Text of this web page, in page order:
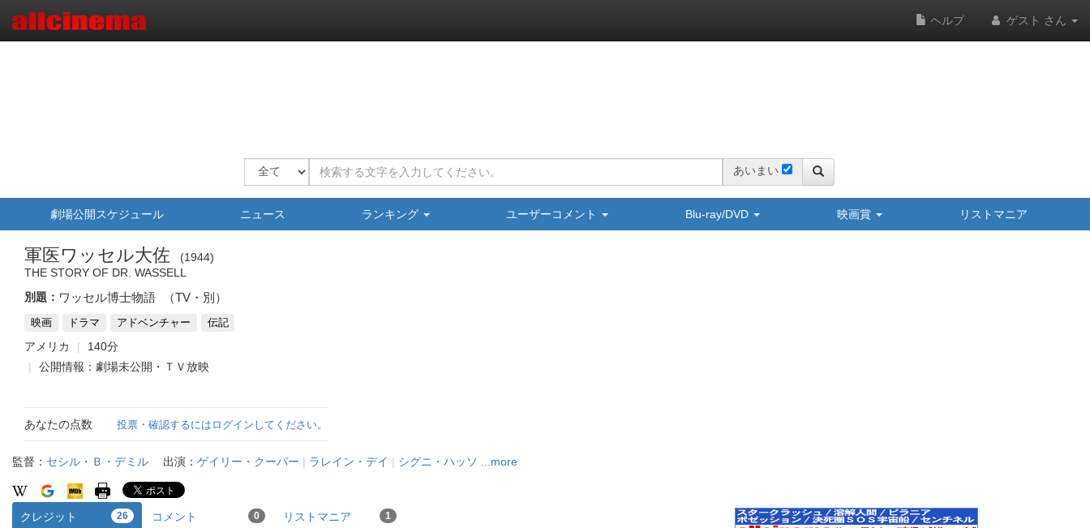
ヘルプ ゲスト さん
あいまい
劇場公開スケジュール ニュース ランキング ユーザーコメント Blu-ray/DVD 映画賞 リストマニア
軍医ワッセル大佐
1944
THE STORY OF DR. WASSELL
別題： ワッセル博士物語 （TV・別）
映画 ドラマ アドベンチャー 伝記
アメリカ
140分
公開情報：劇場未公開・ＴＶ放映
あなたの点数 投票・確認するにはログインしてください。
監督： セシル・Ｂ・デミル 出演： ゲイリー・クーパー | ラレイン・デイ | シグニ・ハッソ ...more
クレジット 26 コメント 0 リストマニア 1